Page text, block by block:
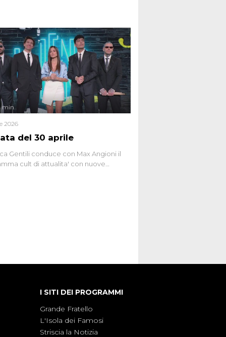
dei sospetti globali e del
che negli ultimi anni hanno
network, talk show, piazze digitali
collettivo.
del 30 aprile
min
2026
Gentili conduce con Max Angioni il
cult di attualita' con nuove
I SITI DEI PROGRAMMI
Grande Fratello
L'Isola dei Famosi
Striscia la Notizia